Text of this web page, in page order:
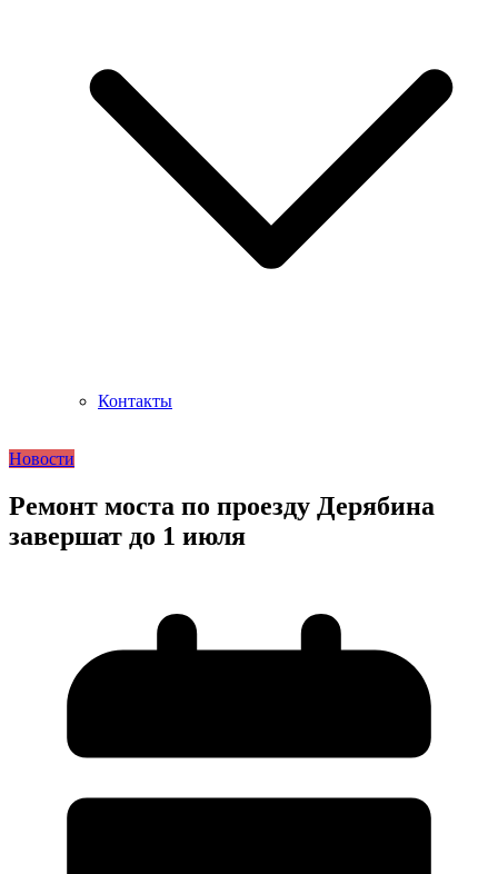
Контакты
Новости
Ремонт моста по проезду Дерябина
завершат до 1 июля